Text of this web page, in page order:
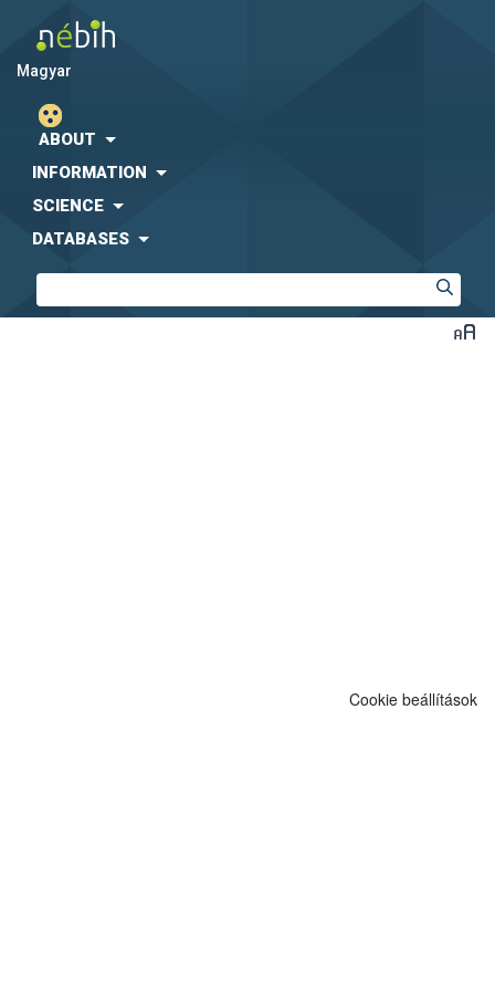
magyar
ABOUT
INFORMATION
SCIENCE
DATABASES
Cookie beállítások